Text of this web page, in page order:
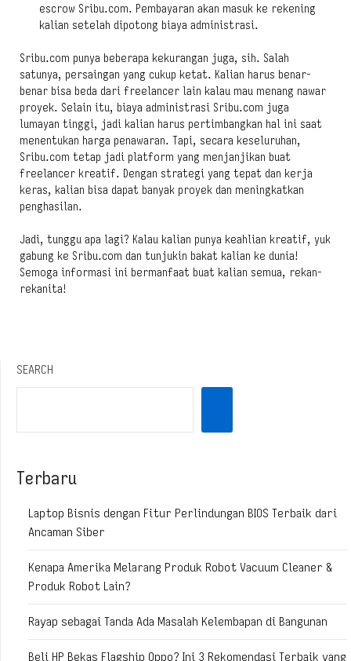
escrow Sribu.com. Pembayaran akan masuk ke rekening
kalian setelah dipotong biaya administrasi.
Sribu.com punya beberapa kekurangan juga, sih. Salah
satunya, persaingan yang cukup ketat. Kalian harus benar-
benar bisa beda dari freelancer lain kalau mau menang nawar
proyek. Selain itu, biaya administrasi Sribu.com juga
lumayan tinggi, jadi kalian harus pertimbangkan hal ini saat
menentukan harga penawaran. Tapi, secara keseluruhan,
Sribu.com tetap jadi platform yang menjanjikan buat
freelancer kreatif. Dengan strategi yang tepat dan kerja
keras, kalian bisa dapat banyak proyek dan meningkatkan
penghasilan.
Jadi, tunggu apa lagi? Kalau kalian punya keahlian kreatif, yuk
gabung ke Sribu.com dan tunjukin bakat kalian ke dunia!
Semoga informasi ini bermanfaat buat kalian semua, rekan-
rekanita!
SEARCH
Terbaru
Laptop Bisnis dengan Fitur Perlindungan BIOS Terbaik dari
Ancaman Siber
Kenapa Amerika Melarang Produk Robot Vacuum Cleaner &
Produk Robot Lain?
Rayap sebagai Tanda Ada Masalah Kelembapan di Bangunan
Beli HP Bekas Flagship Oppo? Ini 3 Rekomendasi Terbaik yang